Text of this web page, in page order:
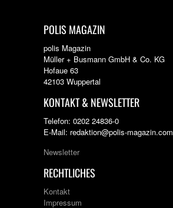
POLIS MAGAZIN
polis Magazin
Müller + Busmann GmbH & Co. KG
Hofaue 63
42103 Wuppertal
KONTAKT & NEWSLETTER
Telefon: 0202 24836-0
E-Mail: redaktion@polis-magazin.com
Newsletter
RECHTLICHES
Kontakt
Impressum